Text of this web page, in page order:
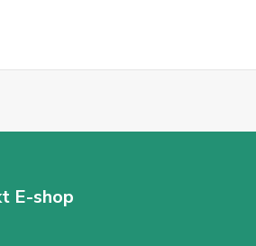
E-shop